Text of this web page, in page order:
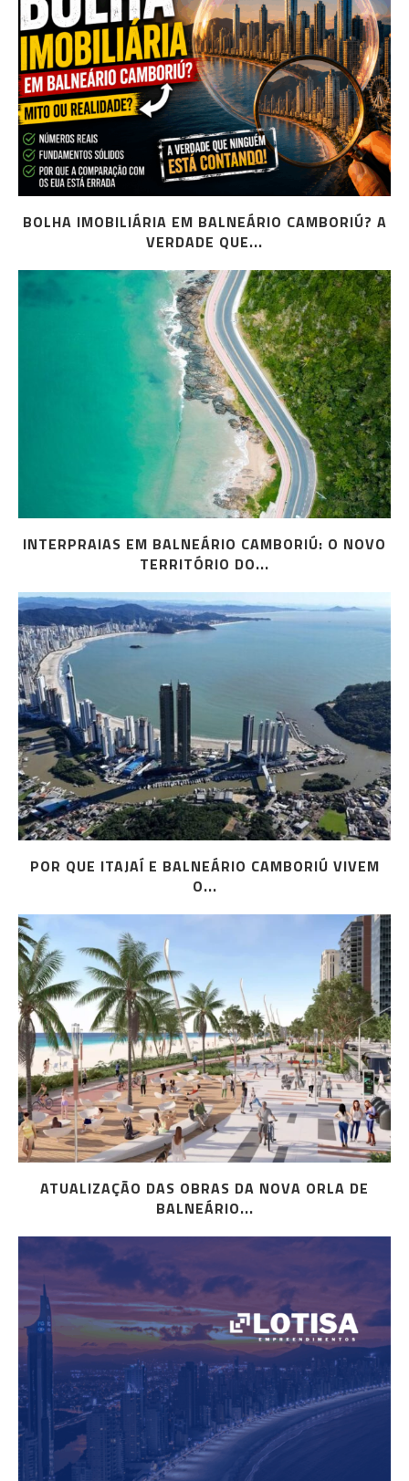
BOLHA IMOBILIÁRIA EM BALNEÁRIO CAMBORIÚ? A
VERDADE QUE...
INTERPRAIAS EM BALNEÁRIO CAMBORIÚ: O NOVO
TERRITÓRIO DO...
POR QUE ITAJAÍ E BALNEÁRIO CAMBORIÚ VIVEM
O...
ATUALIZAÇÃO DAS OBRAS DA NOVA ORLA DE
BALNEÁRIO...